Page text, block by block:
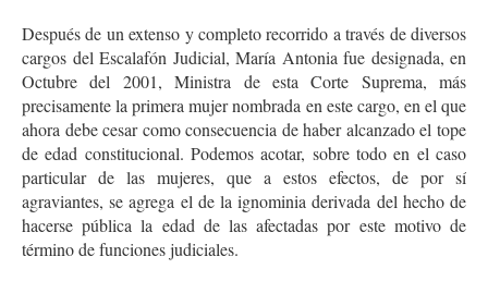
Después de un extenso y completo recorrido a través de diversos
cargos del Escalafón Judicial, María Antonia fue designada, en
Octubre del 2001, Ministra de esta Corte Suprema, más
precisamente la primera mujer nombrada en este cargo, en el que
ahora debe cesar como consecuencia de haber alcanzado el tope
de edad constitucional. Podemos acotar, sobre todo en el caso
particular de las mujeres, que a estos efectos, de por sí
agraviantes, se agrega el de la ignominia derivada del hecho de
hacerse pública la edad de las afectadas por este motivo de
término de funciones judiciales.